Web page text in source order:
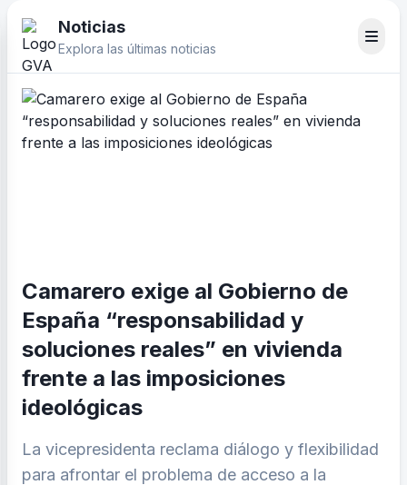
Noticias
Explora las últimas noticias
Camarero exige al Gobierno de
España “responsabilidad y
soluciones reales” en vivienda
frente a las imposiciones
ideológicas
La vicepresidenta reclama diálogo y flexibilidad
para afrontar el problema de acceso a la